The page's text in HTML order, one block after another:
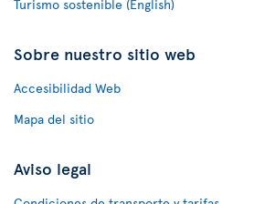
Turismo sostenible (English)
Sobre nuestro sitio web
Accesibilidad Web
Mapa del sitio
Aviso legal